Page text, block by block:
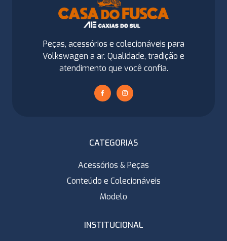
Peças, acessórios e colecionáveis para
Volkswagen a ar. Qualidade, tradição e
atendimento que você confia.
CATEGORIAS
Acessórios & Peças
Conteúdo e Colecionáveis
Modelo
INSTITUCIONAL